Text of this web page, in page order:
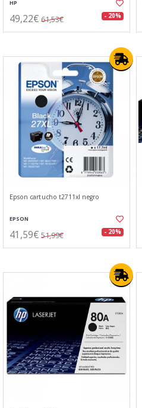
HP
49,22€ 61,53€ - 20%
Epson cartucho t2711xl negro
EPSON
41,59€ 51,99€ - 20%